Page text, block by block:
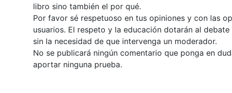
libro sino también el por qué.
Por favor sé respetuoso en tus opiniones y con las
usuarios. El respeto y la educación dotarán al
sin la necesidad de que intervenga un moderador.
No se publicará ningún comentario que ponga en
aportar ninguna prueba.